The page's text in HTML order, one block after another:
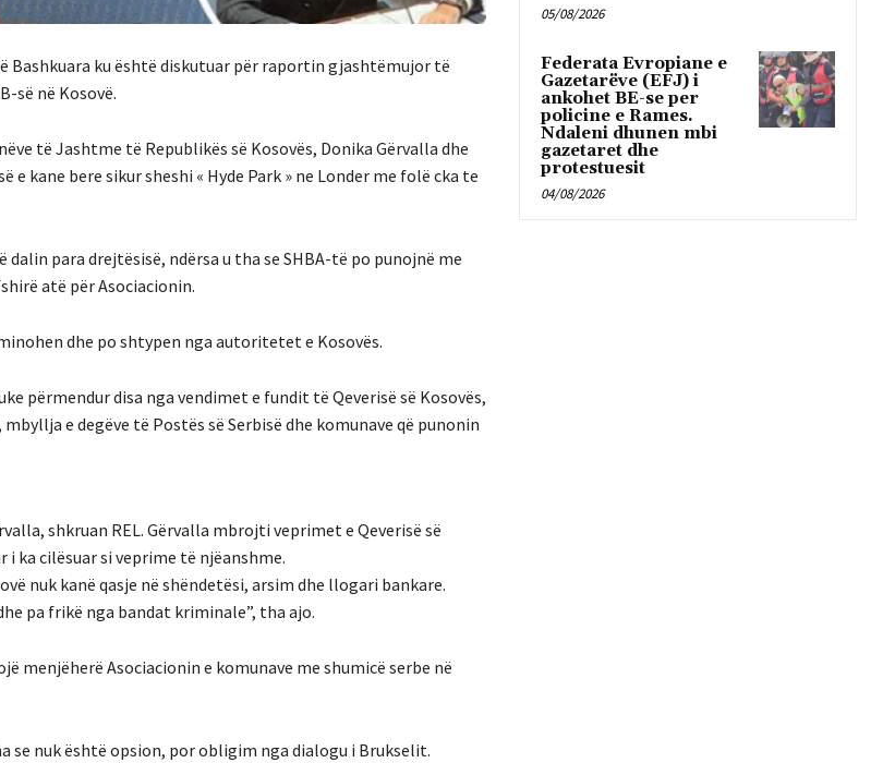
ku është diskutuar për raportin gjashtëmujor të
së në Kosovë.
të Jashtme të Republikës së Kosovës, Donika Gërvalla dhe
kane bere sikur sheshi « Hyde Park » ne Londer me folë cka te
para drejtësisë, ndërsa u tha se SHBA-të po punojnë me
atë për Asociacionin.
dhe po shtypen nga autoritetet e Kosovës.
përmendur disa nga vendimet e fundit të Qeverisë së Kosovës,
e degëve të Postës së Serbisë dhe komunave që punonin
shkruan REL. Gërvalla mbrojti veprimet e Qeverisë së
ka cilësuar si veprime të njëanshme.
nuk kanë qasje në shëndetësi, arsim dhe llogari bankare.
pa frikë nga bandat kriminale”, tha ajo.
menjëherë Asociacionin e komunave me shumicë serbe në
se nuk është opsion, por obligim nga dialogu i Brukselit.
05/08/2026
Federata Evropiane e
Gazetarëve (EFJ) i
ankohet BE-se per
policine e Rames.
Ndaleni dhunen mbi
gazetaret dhe
protestuesit
04/08/2026